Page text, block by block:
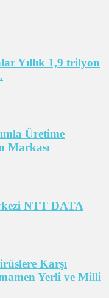
Yıllık 1,9 trilyon
Üretime
Markası
NTT DATA
Karşı
Yerli ve Milli